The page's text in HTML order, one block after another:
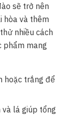
sẽ trở nên
hòa và thêm
nhiều cách
phẩm mang
hoặc trắng để
và lá giúp tổng